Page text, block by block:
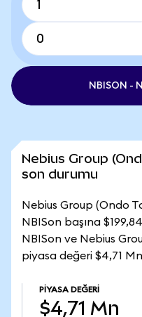
NBISON -
Nebius Group
son durumu
Nebius Group (Ondo
NBISon başına
NBISon ve Nebius
piyasa değeri $4,71
PIYASA DEĞERI
$4,71 Mn